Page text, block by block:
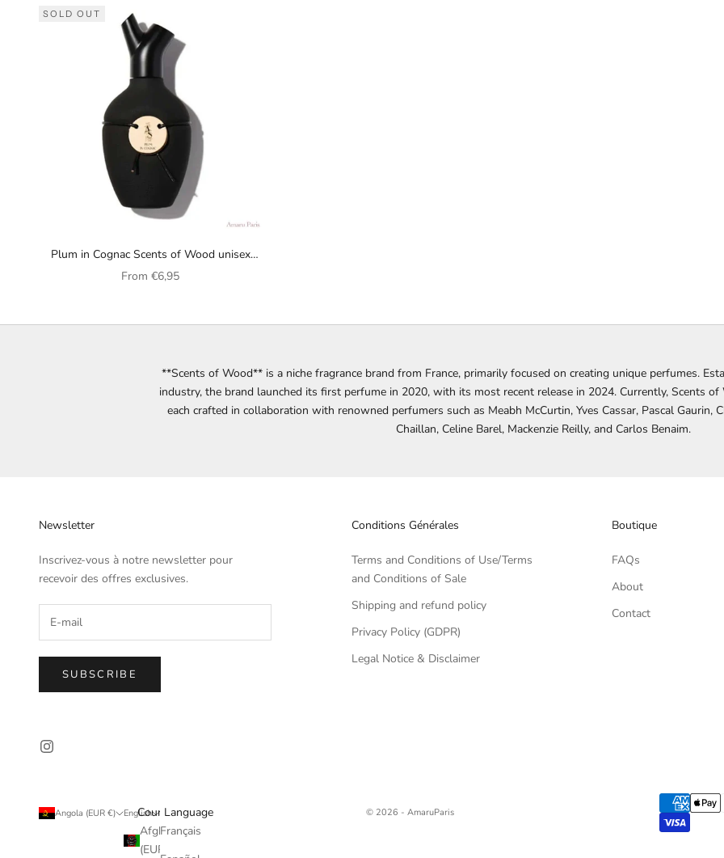
SOLD OUT
Plum in Cognac Scents of Wood unisex
perfume
Sale price
From €6,95
**Scents of Wood** is a niche fragrance brand from France, primarily focused on creating unique perfumes.
industry, the brand launched its first perfume in 2020, with its most recent release in 2024. Currently, Scents
each crafted in collaboration with renowned perfumers such as Meabh McCurtin, Yves Cassar, Pascal Gaurin,
Chaillan, Celine Barel, Mackenzie Reilly, and Carlos Benaim.
Newsletter
Inscrivez-vous à notre newsletter pour
recevoir des offres exclusives.
SUBSCRIBE
Conditions Générales
Terms and Conditions of Use/Terms
and Conditions of Sale
Shipping and refund policy
Privacy Policy (GDPR)
Legal Notice & Disclaimer
Boutique
FAQs
About
Contact
Angola (EUR €)
Country
Afghanistan
English
Language
Français
© 2026 - AmaruParis